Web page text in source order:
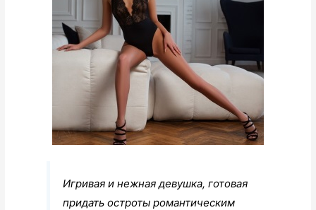
Игривая и нежная девушка, готовая
придать остроты романтическим